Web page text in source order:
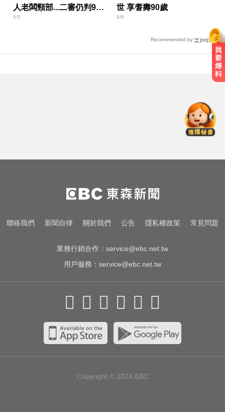
人老闆頸部...二審仍判9年
半
8/5
世 享耆壽90歲
8/6
Recommended by
突離世 團隊發聲證實
醫起看／20歲男私密處驚見「白刺
顆粒」醫揭真相
每天2000CC是錯的？醫師曝「喝水
聯絡我們 新聞自律 關於我們 公告 隱私權政策 常見問題
業務行銷合作： service@ebc.net.tw
用戶服務： service@ebc.net.tw
Copyright © 2024 EBC